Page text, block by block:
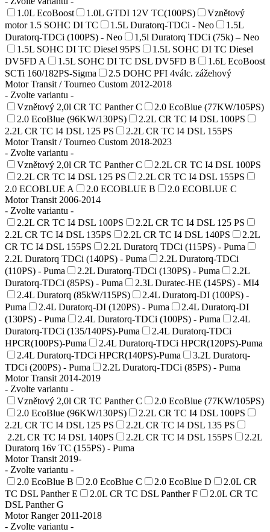
1.0L EcoBoost
1.0L GTDI 12V TC(100PS)
Vznětový
motor 1.5 SOHC DI TC
1.5L Duratorq-TDCi - Neo
1.5L
Duratorq-TDCi (100PS) - Neo
1,5l Duratorq TDCi (75k) – Neo
1.5L SOHC DI TC Diesel 95PS
1.5L SOHC DI TC Diesel
DV5FD A
1.5L SOHC DI TC DSL DV5FD B
1.6L EcoBoost
SCTi 160/182PS-Sigma
2.5 DOHC PFI 4válc. zážehový
Motor Transit / Tourneo Custom 2012-2018
- Zvolte variantu -
Vznětový 2,0l CR TC Panther C
2.0 EcoBlue (77KW/105PS)
2.0 EcoBlue (96KW/130PS)
2.2L CR TC I4 DSL 100PS
2.2L CR TC I4 DSL 125 PS
2.2L CR TC I4 DSL 155PS
Motor Transit / Tourneo Custom 2018-2023
- Zvolte variantu -
Vznětový 2,0l CR TC Panther C
2.2L CR TC I4 DSL 100PS
2.2L CR TC I4 DSL 125 PS
2.2L CR TC I4 DSL 155PS
2.0 ECOBLUE A
2.0 ECOBLUE B
2.0 ECOBLUE C
Motor Transit 2006-2014
- Zvolte variantu -
2.2L CR TC I4 DSL 100PS
2.2L CR TC I4 DSL 125 PS
2.2L CR TC I4 DSL 135PS
2.2L CR TC I4 DSL 140PS
2.2L
CR TC I4 DSL 155PS
2.2L Duratorq TDCi (115PS) - Puma
2.2L Duratorq TDCi (140PS) - Puma
2.2L Duratorq-TDCi
(110PS) - Puma
2.2L Duratorq-TDCi (130PS) - Puma
2.2L
Duratorq-TDCi (85PS) - Puma
2.3L Duratec-HE (145PS) - MI4
2.4L Duratorq (85kW/115PS)
2.4L Duratorq-DI (100PS) -
Puma
2.4L Duratorq-DI (120PS) - Puma
2.4L Duratorq-DI
(130PS) - Puma
2.4L Duratorq-TDCi (100PS) - Puma
2.4L
Duratorq-TDCi (135/140PS)-Puma
2.4L Duratorq-TDCi
HPCR(100PS)-Puma
2.4L Duratorq-TDCi HPCR(120PS)-Puma
2.4L Duratorq-TDCi HPCR(140PS)-Puma
3.2L Duratorq-
TDCi (200PS) - Puma
2.2L Duratorq-TDCi (85PS) - Puma
Motor Transit 2014-2019
- Zvolte variantu -
Vznětový 2,0l CR TC Panther C
2.0 EcoBlue (77KW/105PS)
2.0 EcoBlue (96KW/130PS)
2.2L CR TC I4 DSL 100PS
2.2L CR TC I4 DSL 125 PS
2.2L CR TC I4 DSL 135 PS
2.2L CR TC I4 DSL 140PS
2.2L CR TC I4 DSL 155PS
2.2L
Duratorq 16v TC (155PS) - Puma
Motor Transit 2019-
- Zvolte variantu -
2.0 EcoBlue B
2.0 EcoBlue C 2.0 EcoBlue D
2.0L CR
TC DSL Panther E
2.0L CR TC DSL Panther F
2.0L CR TC
DSL Panther G
Motor Ranger 2011-2018
- Zvolte variantu -